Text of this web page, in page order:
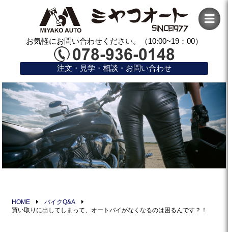
お気軽にお問い合わせください。（10:00~19：00）
注文・見学・相談・お問い合わせ
HOME
バイクQ&A
買い取りに出してしまって、オートバイがなくなるのは困るんです？！